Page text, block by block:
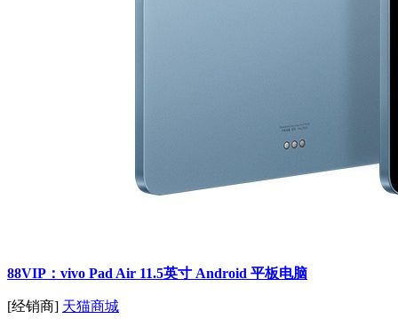
88VIP：vivo Pad Air 11.5英寸 Android 平板电脑
[经销商] 天猫商城